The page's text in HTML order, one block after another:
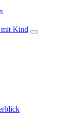
mit Kind